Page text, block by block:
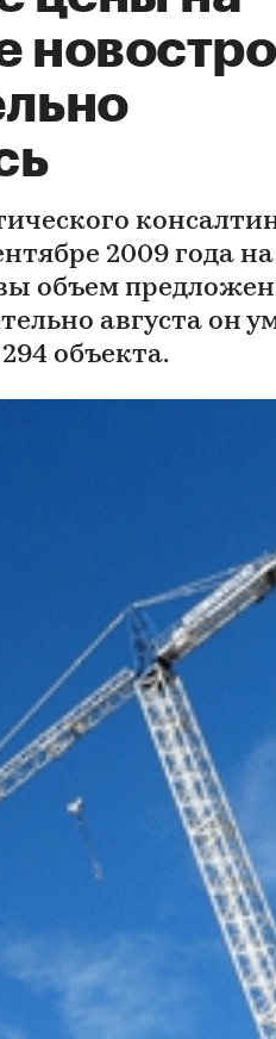
2009 года
объем
августа он
объекта.